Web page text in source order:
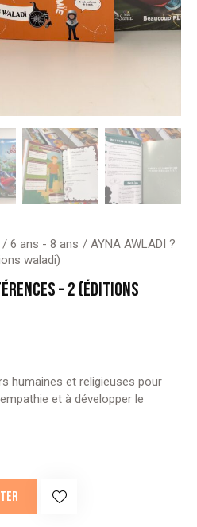
6 ans - 8 ans
AYNA AWLADI ?
waladi)
– 2 (ÉDITIONS
humaines et religieuses pour
et à développer le